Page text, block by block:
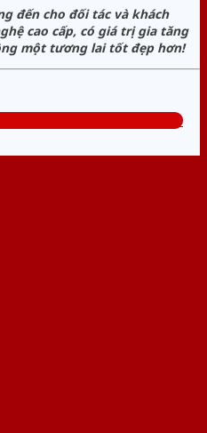
đến cho đối tác và khách
cao cấp, có giá trị gia tăng
một tương lai tốt đẹp hơn!
tư vấn miễn phí: 0824.400.400